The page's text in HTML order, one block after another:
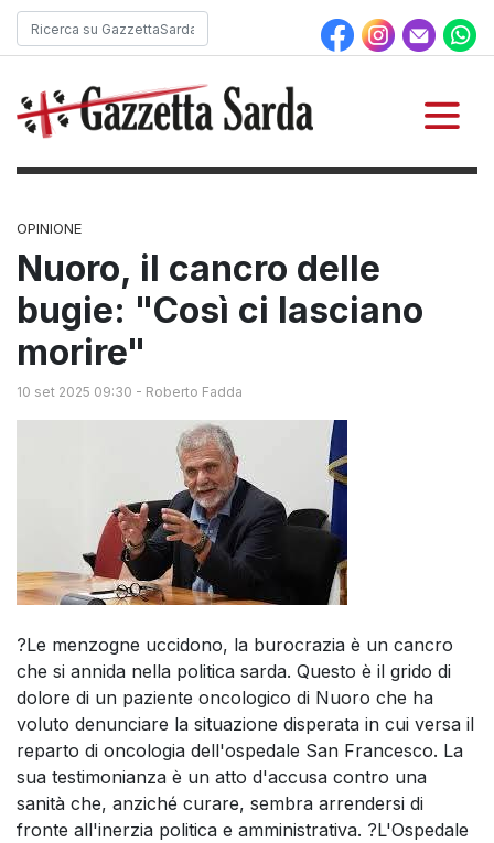
OPINIONE
Nuoro, il cancro delle
bugie: "Così ci lasciano
morire"
10 set 2025 09:30 - Roberto Fadda
?Le menzogne uccidono, la burocrazia è un cancro
che si annida nella politica sarda. Questo è il grido di
dolore di un paziente oncologico di Nuoro che ha
voluto denunciare la situazione disperata in cui versa il
reparto di oncologia dell'ospedale San Francesco. La
sua testimonianza è un atto d'accusa contro una
sanità che, anziché curare, sembra arrendersi di
fronte all'inerzia politica e amministrativa. ?L'Ospedale